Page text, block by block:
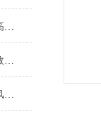
环保风机维护保养指南，确保高效稳定运行
环保风机的维护保养：确保高效运行的关键
引风机与鼓风机：工业领域的风动双子星